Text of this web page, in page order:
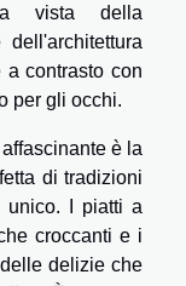
vista della
contrasto con
per gli occhi.
è la
di tradizioni
unico. I piatti a
croccanti e i
delizie che